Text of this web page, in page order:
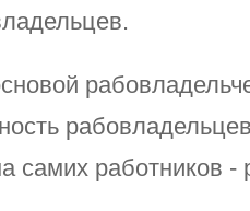
самих работников -